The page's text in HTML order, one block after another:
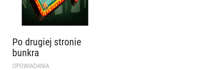
Po drugiej stronie
bunkra
OPOWIADANIA